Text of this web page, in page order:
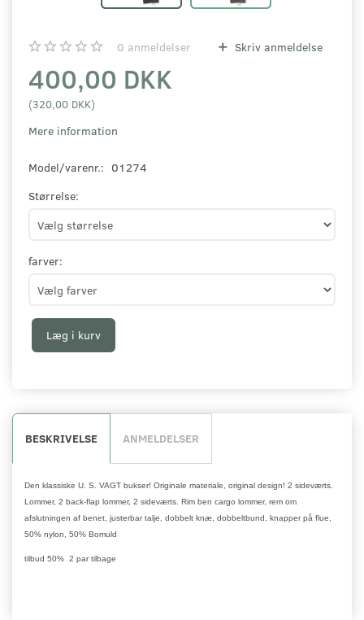
0 anmeldelser Skriv anmeldelse
400,00 DKK
(320,00 DKK)
Mere information
Model/varenr.: 01274
Størrelse:
farver:
Læg i kurv
BESKRIVELSE ANMELDELSER
Den klassiske U. S. VAGT bukser! Originale materiale, original design! 2 sideværts.
Lommer, 2 back-flap lommer, 2 sideværts. Rim ben cargo lommer, rem om
afslutningen af benet, justerbar talje, dobbelt knæ, dobbeltbund, knapper på flue,
50% nylon, 50% Bomuld
tilbud 50% 2 par tilbage